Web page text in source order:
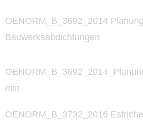
OENORM_B_3692_2014
Bauwerksabdichtungen
min
OENORM_B_3732_2016